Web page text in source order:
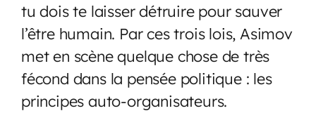
tu dois te laisser détruire pour sauver
l’être humain. Par ces trois lois, Asimov
met en scène quelque chose de très
fécond dans la pensée politique : les
principes auto-organisateurs.